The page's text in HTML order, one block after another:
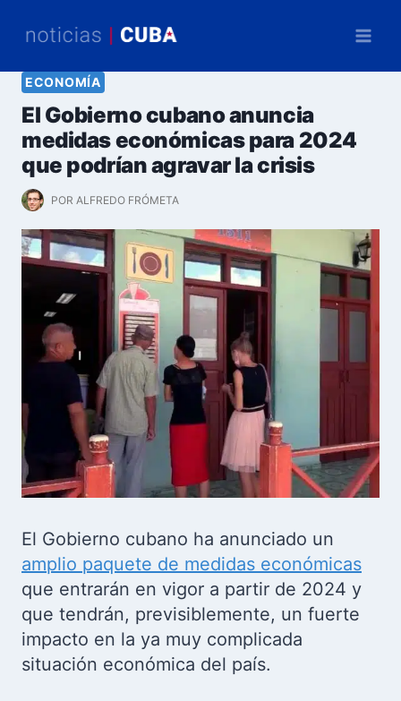
ECONOMÍA
El Gobierno cubano anuncia
medidas económicas para 2024
que podrían agravar la crisis
POR ALFREDO FRÓMETA
El Gobierno cubano ha anunciado un
amplio paquete de medidas económicas
que entrarán en vigor a partir de 2024 y
que tendrán, previsiblemente, un fuerte
impacto en la ya muy complicada
situación económica del país.